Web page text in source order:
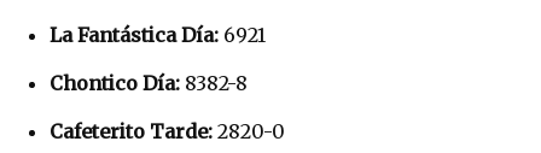
La Fantástica Día: 6921
Chontico Día: 8382-8
Cafeterito Tarde: 2820-0